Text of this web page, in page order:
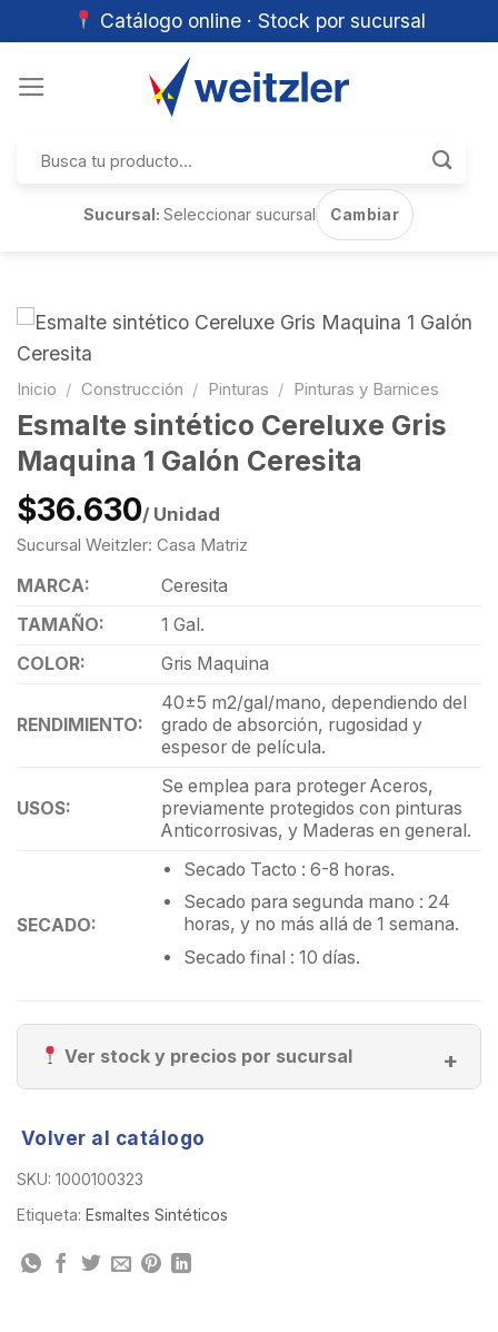
Catálogo online · Stock por sucursal
por:
Sucursal:Seleccionar sucursal Cambiar
Inicio / Construcción / Pinturas / Pinturas y Barnices
Esmalte sintético Cereluxe Gris
Maquina 1 Galón Ceresita
$36.630/ Unidad
Sucursal Weitzler: Casa Matriz
MARCA:
Ceresita
TAMAÑO:
1 Gal.
COLOR:
Gris Maquina
RENDIMIENTO:
40±5 m2/gal/mano, dependiendo del
grado de absorción, rugosidad y
espesor de película.
USOS:
Se emplea para proteger Aceros,
previamente protegidos con pinturas
Anticorrosivas, y Maderas en general.
SECADO:
Secado Tacto : 6-8 horas.
Secado para segunda mano : 24
horas, y no más allá de 1 semana.
Secado final : 10 días.
Ver stock y precios por sucursal
Volver al catálogo
SKU: 1000100323
Etiqueta: Esmaltes Sintéticos